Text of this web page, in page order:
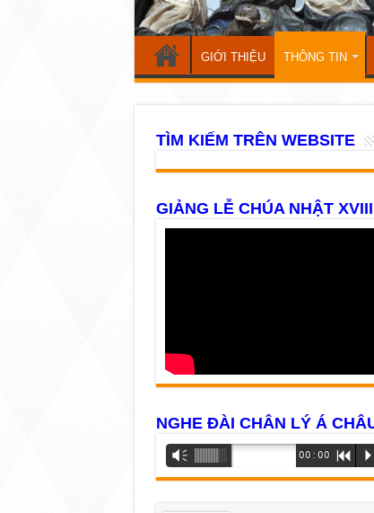
GIỚI THIỆU THÔNG TIN
TÌM KIẾM TRÊN WEBSITE
GIẢNG LỄ CHÚA NHẬT
NGHE ĐÀI CHÂN LÝ Á
Trình
phát
âm
Vm 00:00 R P